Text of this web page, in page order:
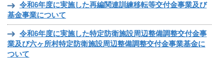
令和6年度に実施した再編関連訓練移転等交付金事業及び
基金事業について
令和6年度に実施した特定防衛施設周辺整備調整交付金事
業及び六ヶ所村特定防衛施設周辺整備調整交付金事業基金に
ついて